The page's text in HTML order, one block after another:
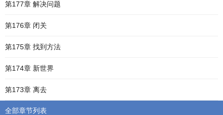
第177章 解决问题
第176章 闭关
第175章 找到方法
第174章 新世界
第173章 离去
全部章节列表